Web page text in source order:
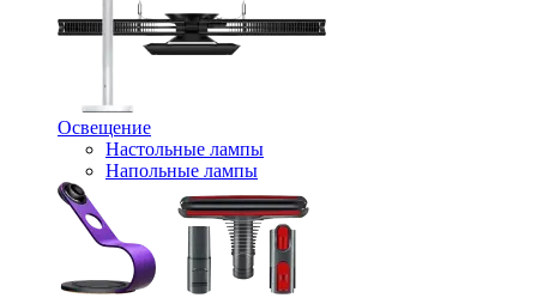
Освещение
Настольные лампы
Напольные лампы